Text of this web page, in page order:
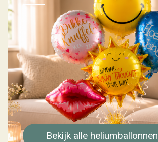
Bekijk alle heliumballonnen